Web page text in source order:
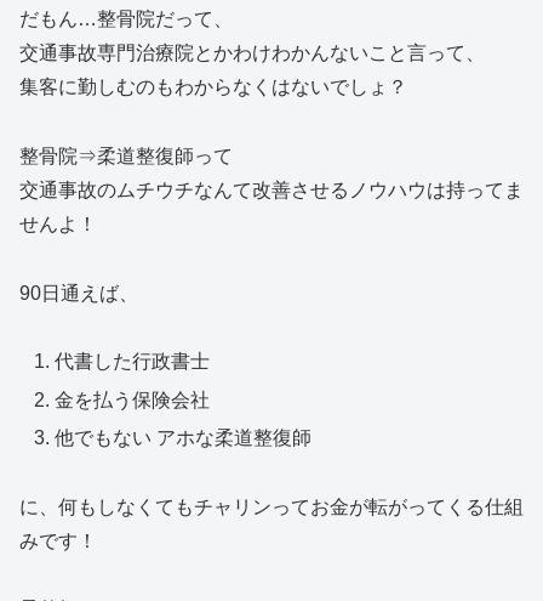
だもん…整骨院だって、
交通事故専門治療院とかわけわかんないこと言って、
集客に勤しむのもわからなくはないでしょ？
整骨院⇒柔道整復師って
交通事故のムチウチなんて改善させるノウハウは持ってま
せんよ！
90日通えば、
代書した行政書士
金を払う保険会社
他でもない アホな柔道整復師
に、何もしなくてもチャリンってお金が転がってくる仕組
みです！